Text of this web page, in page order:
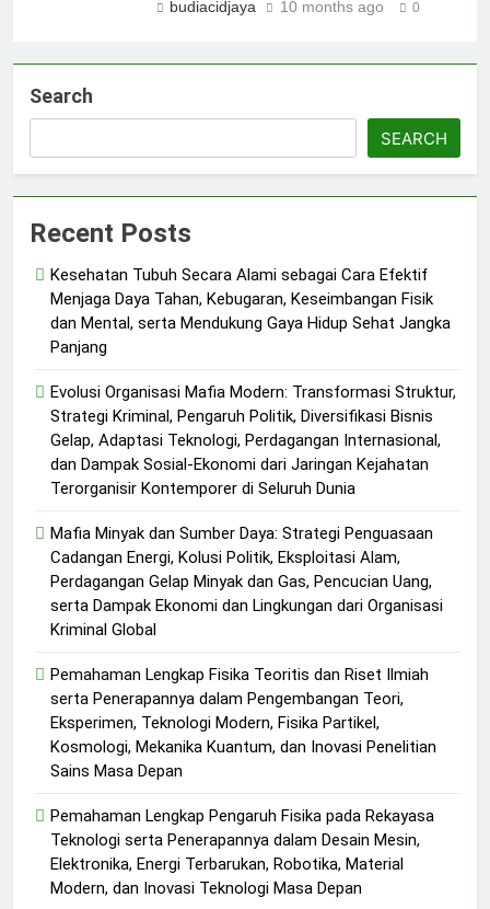
budiacidjaya 10 months ago 0
Search
SEARCH
Recent Posts
Kesehatan Tubuh Secara Alami sebagai Cara Efektif
Menjaga Daya Tahan, Kebugaran, Keseimbangan Fisik
dan Mental, serta Mendukung Gaya Hidup Sehat Jangka
Panjang
Evolusi Organisasi Mafia Modern: Transformasi Struktur,
Strategi Kriminal, Pengaruh Politik, Diversifikasi Bisnis
Gelap, Adaptasi Teknologi, Perdagangan Internasional,
dan Dampak Sosial-Ekonomi dari Jaringan Kejahatan
Terorganisir Kontemporer di Seluruh Dunia
Mafia Minyak dan Sumber Daya: Strategi Penguasaan
Cadangan Energi, Kolusi Politik, Eksploitasi Alam,
Perdagangan Gelap Minyak dan Gas, Pencucian Uang,
serta Dampak Ekonomi dan Lingkungan dari Organisasi
Kriminal Global
Pemahaman Lengkap Fisika Teoritis dan Riset Ilmiah
serta Penerapannya dalam Pengembangan Teori,
Eksperimen, Teknologi Modern, Fisika Partikel,
Kosmologi, Mekanika Kuantum, dan Inovasi Penelitian
Sains Masa Depan
Pemahaman Lengkap Pengaruh Fisika pada Rekayasa
Teknologi serta Penerapannya dalam Desain Mesin,
Elektronika, Energi Terbarukan, Robotika, Material
Modern, dan Inovasi Teknologi Masa Depan